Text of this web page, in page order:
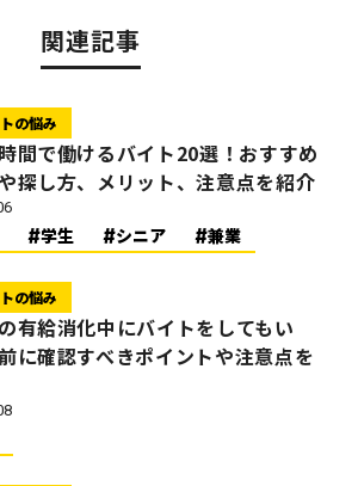
関連記事
の悩み
間で働けるバイト20選！おすすめ
探し方、メリット、注意点を紹介
学生 シニア 兼業
の悩み
有給消化中にバイトをしてもい
に確認すべきポイントや注意点を